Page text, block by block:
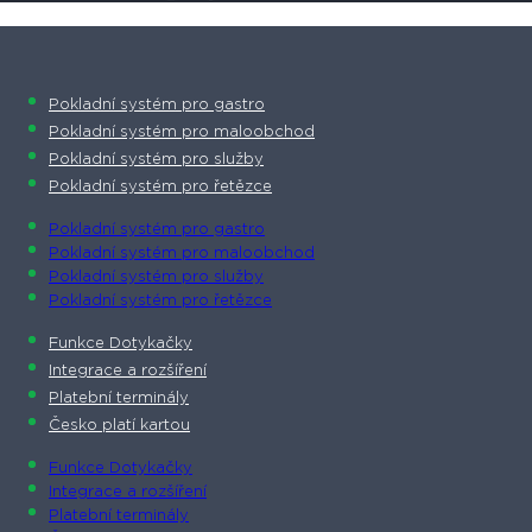
Pokladní systém pro gastro
Pokladní systém pro maloobchod
Pokladní systém pro služby
Pokladní systém pro řetězce
Pokladní systém pro gastro
Pokladní systém pro maloobchod
Pokladní systém pro služby
Pokladní systém pro řetězce
Funkce Dotykačky
Integrace a rozšíření
Platební terminály
Česko platí kartou
Funkce Dotykačky
Integrace a rozšíření
Platební terminály